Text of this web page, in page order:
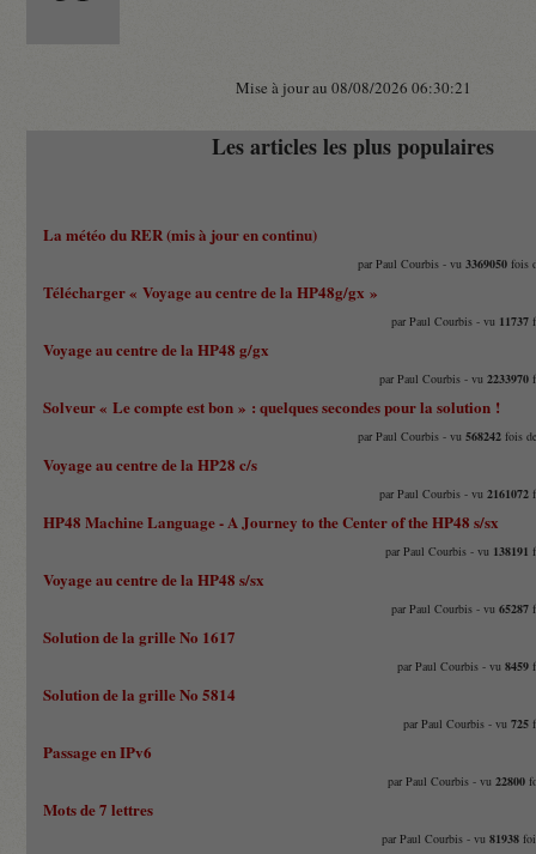
Mise à jour au 08/08/2026 06:30:21
Les articles les plus populaires
La météo du RER (mis à jour en continu)
par Paul Courbis - vu3369050 fois
Télécharger « Voyage au centre de la HP48g/gx »
par Paul Courbis - vu 11737
Voyage au centre de la HP48 g/gx
par Paul Courbis - vu2233970
Solveur « Le compte est bon » : quelques secondes pour la solution !
par Paul Courbis - vu568242 fois
Voyage au centre de la HP28 c/s
par Paul Courbis - vu2161072
HP48 Machine Language - A Journey to the Center of the HP48 s/sx
par Paul Courbis - vu 138191
Voyage au centre de la HP48 s/sx
par Paul Courbis - vu65287
Solution de la grille No 1617
par Paul Courbis - vu8459
Solution de la grille No 5814
par Paul Courbis - vu725
Passage en IPv6
par Paul Courbis - vu22800
Mots de 7 lettres
par Paul Courbis - vu81938